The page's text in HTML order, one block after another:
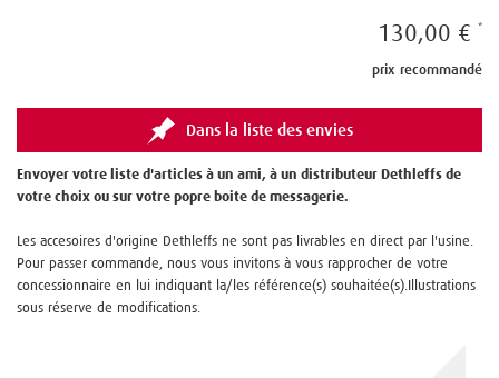
130,00 €
prix recommandé
Dans la liste des envies
Envoyer votre liste d'articles à un ami, à un distributeur Dethleffs de
votre choix ou sur votre popre boite de messagerie.
Les accesoires d'origine Dethleffs ne sont pas livrables en direct par l'usine.
Pour passer commande, nous vous invitons à vous rapprocher de votre
concessionnaire en lui indiquant la/les référence(s) souhaitée(s).Illustrations
sous réserve de modifications.